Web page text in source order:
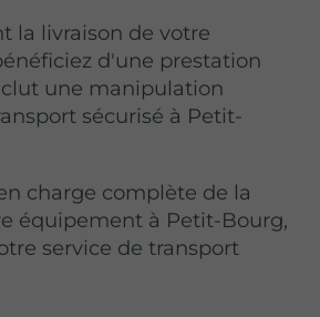
la livraison de votre
d'une prestation
une manipulation
sécurisé à Petit-
charge complète de la
équipement à Petit-Bourg,
service de transport